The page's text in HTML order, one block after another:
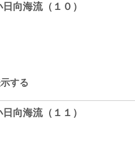
向海流（１０）
する
向海流（１１）